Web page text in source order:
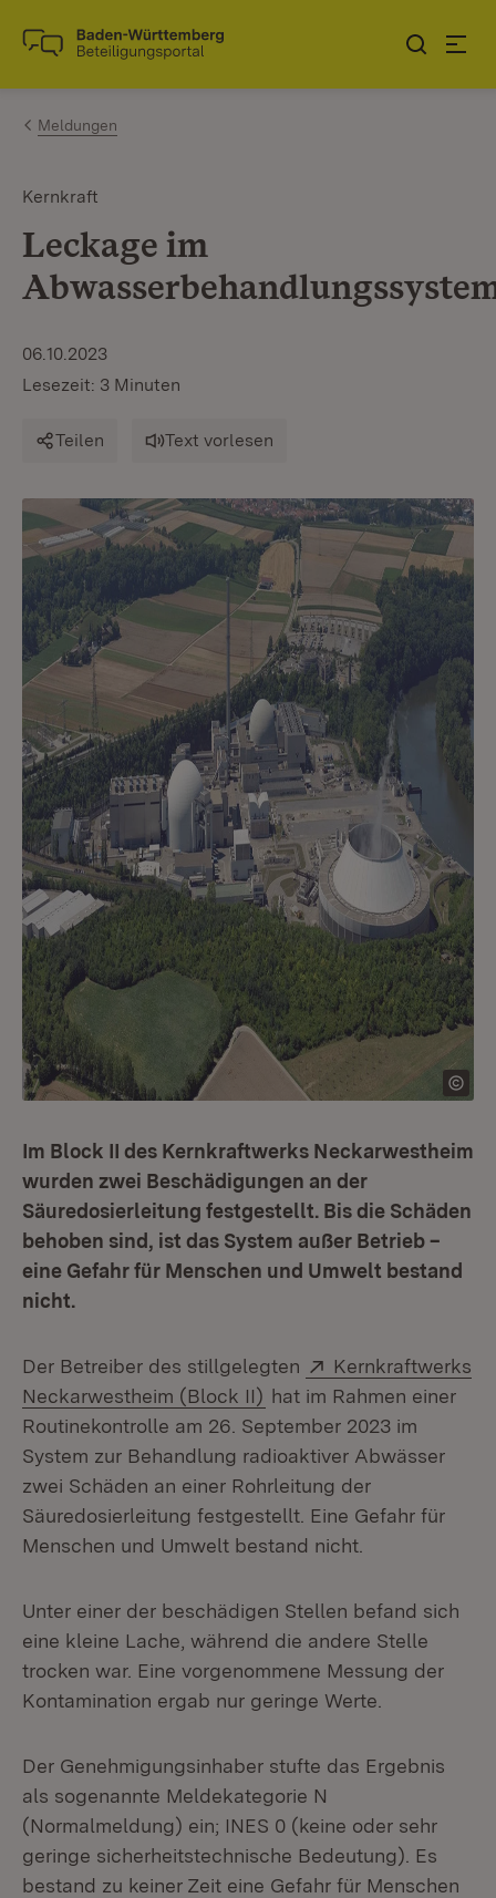
Zum Inhalt springen
Link zur Startseite
Meldungen
Kernkraft
Leckage im
06.10.2023
Lesezeit: 3 Minuten
Teilen Text vorlesen
Im Block II des Kernkraftwerks Neckarwestheim
wurden zwei Beschädigungen an der
Säuredosierleitung festgestellt. Bis die Schäden
behoben sind, ist das System außer Betrieb –
eine Gefahr für Menschen und Umwelt bestand
nicht.
Der Betreiber des stillgelegten Extern:
Kernkraftwerks
Neckarwestheim (Block II) (Öffnet in neuem Fenster)
hat im Rahmen einer
Routinekontrolle am 26. September 2023 im
System zur Behandlung radioaktiver Abwässer
zwei Schäden an einer Rohrleitung der
Säuredosierleitung festgestellt. Eine Gefahr für
Menschen und Umwelt bestand nicht.
Unter einer der beschädigen Stellen befand sich
eine kleine Lache, während die andere Stelle
trocken war. Eine vorgenommene Messung der
Kontamination ergab nur geringe Werte.
Der Genehmigungsinhaber stufte das Ergebnis
als sogenannte Meldekategorie N
(Normalmeldung) ein; INES 0 (keine oder sehr
geringe sicherheitstechnische Bedeutung). Es
bestand zu keiner Zeit eine Gefahr für Menschen